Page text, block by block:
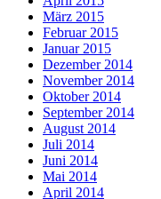
März 2015
Februar 2015
Januar 2015
Dezember 2014
November 2014
Oktober 2014
September 2014
August 2014
Juli 2014
Juni 2014
Mai 2014
April 2014